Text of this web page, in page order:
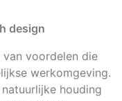
design
voordelen die
werkomgeving.
houding